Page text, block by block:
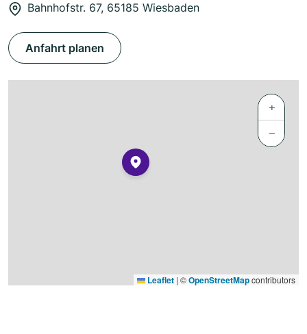
Bahnhofstr. 67, 65185 Wiesbaden
Anfahrt planen
+
−
Leaflet | ©OpenStreetMapcontributors